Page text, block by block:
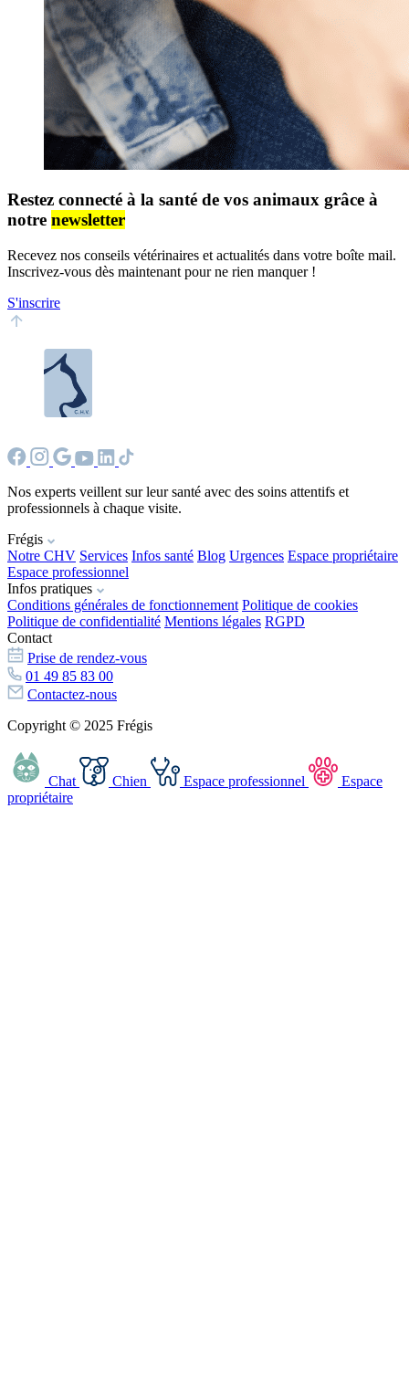
Restez connecté à la santé de vos animaux grâce à
notre newsletter
Recevez nos conseils vétérinaires et actualités dans votre boîte mail.
Inscrivez-vous dès maintenant pour ne rien manquer !
S'inscrire
Nos experts veillent sur leur santé avec des soins attentifs et
professionnels à chaque visite.
Frégis
Notre CHV Services Infos santé Blog Urgences Espace propriétaire
Espace professionnel
Infos pratiques
Conditions générales de fonctionnement Politique de cookies
Politique de confidentialité Mentions légales RGPD
Contact
Prise de rendez-vous
01 49 85 83 00
Contactez-nous
Copyright © 2025 Frégis
Chat Chien Espace professionnel
Espace
propriétaire